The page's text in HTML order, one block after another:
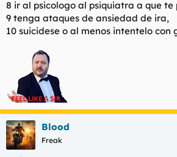
8 ir al psicologo al psiquiatra a que te
9 tenga ataques de ansiedad de ira,
10 suicidese o al menos intentelo con
Blood
Freak